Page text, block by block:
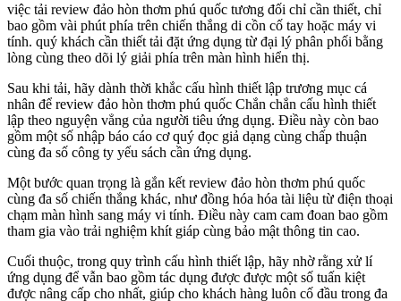
việc tải review đảo hòn thơm phú quốc tương đối chỉ cần thiết, chỉ
bao gồm vài phút phía trên chiến thắng di cồn cố tay hoặc máy vi
tính. quý khách cần thiết tải đặt ứng dụng từ đại lý phân phối bằng
lòng cùng theo dõi lý giải phía trên màn hình hiển thị.
Sau khi tải, hãy dành thời khắc cấu hình thiết lập trương mục cá
nhân để review đảo hòn thơm phú quốc Chắn chắn cấu hình thiết
lập theo nguyện vẳng của người tiêu ứng dụng. Điều này còn bao
gồm một số nhập báo cáo cơ quý đọc giả dạng cùng chấp thuận
cùng đa số công ty yếu sách cần ứng dụng.
Một bước quan trọng là gắn kết review đảo hòn thơm phú quốc
cùng đa số chiến thắng khác, như đồng hóa hóa tài liệu từ điện thoại
chạm màn hình sang máy vi tính. Điều này cam cam đoan bao gồm
tham gia vào trải nghiệm khít giáp cùng bảo mật thông tin cao.
Cuối thuộc, trong quy trình cấu hình thiết lập, hãy nhờ rằng xử lí
ứng dụng để vẫn bao gồm tác dụng được được một số tuấn kiệt
được nâng cấp cho nhất, giúp cho khách hàng luôn cố đầu trong đa